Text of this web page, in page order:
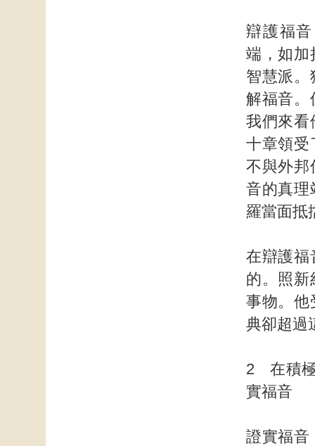
辯護福
端，如加
智慧派。
解福音。
我們來看
十章領受
不與外邦
音的真理
羅當面抵
在辯護福
的。照新
事物。他
典卻超過
2 在積極
實福音
證實福音